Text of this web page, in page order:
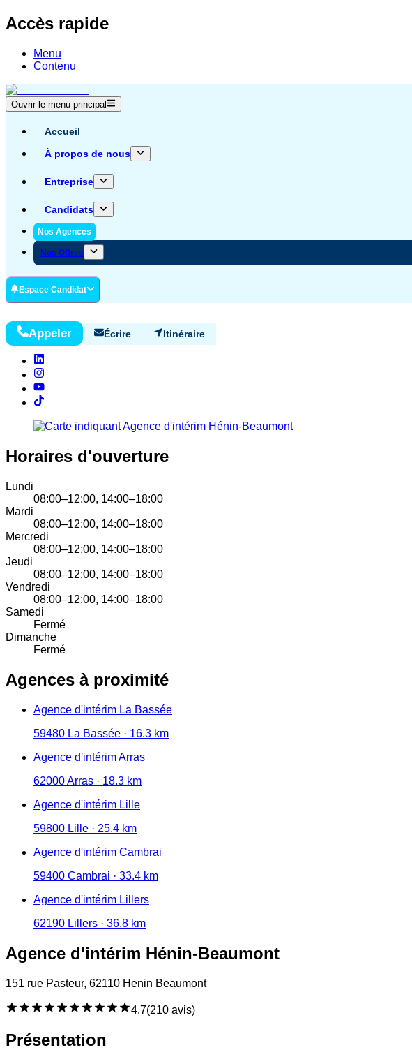
Accès rapide
Menu
Contenu
Ouvrir le menu principal
Accueil
À propos de nous
Entreprise
Candidats
Nos Agences
Nos Offres
Espace Candidat
Appeler Écrire Itinéraire
Horaires d'ouverture
Lundi
08:00–12:00, 14:00–18:00
Mardi
08:00–12:00, 14:00–18:00
Mercredi
08:00–12:00, 14:00–18:00
Jeudi
08:00–12:00, 14:00–18:00
Vendredi
08:00–12:00, 14:00–18:00
Samedi
Fermé
Dimanche
Fermé
Agences à proximité
Agence d'intérim La Bassée
59480 La Bassée · 16.3 km
Agence d'intérim Arras
62000 Arras · 18.3 km
Agence d'intérim Lille
59800 Lille · 25.4 km
Agence d'intérim Cambrai
59400 Cambrai · 33.4 km
Agence d'intérim Lillers
62190 Lillers · 36.8 km
Agence d'intérim Hénin-Beaumont
151 rue Pasteur, 62110 Henin Beaumont
4.7(210 avis)
Présentation